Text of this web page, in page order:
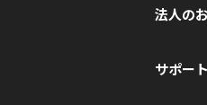
法人の
サポー